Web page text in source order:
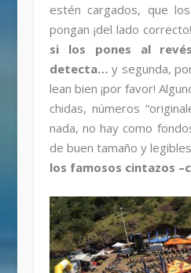
estén cargados, que
pongan ¡del lado
si los pones al
detecta… y segunda,
lean bien ¡por favor!
chidas, números
nada, no hay como
de buen tamaño y
los famosos cintazos